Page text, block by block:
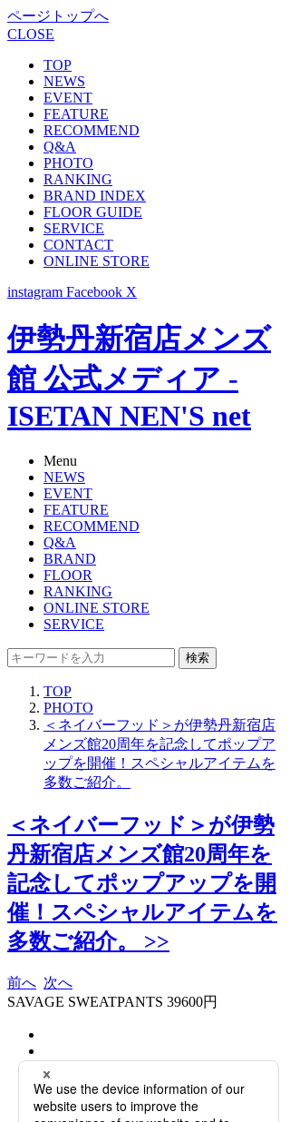
ページトップへ
CLOSE
TOP
NEWS
EVENT
FEATURE
RECOMMEND
Q&A
PHOTO
RANKING
BRAND INDEX
FLOOR GUIDE
SERVICE
CONTACT
ONLINE STORE
instagram Facebook X
伊勢丹新宿店メンズ
館 公式メディア -
ISETAN NEN'S net
Menu
NEWS
EVENT
FEATURE
RECOMMEND
Q&A
BRAND
FLOOR
RANKING
ONLINE STORE
SERVICE
検索
TOP
PHOTO
＜ネイバーフッド＞が伊勢丹新宿店
メンズ館20周年を記念してポップア
ップを開催！スペシャルアイテムを
多数ご紹介。
＜ネイバーフッド＞が伊勢
丹新宿店メンズ館20周年を
記念してポップアップを開
催！スペシャルアイテムを
多数ご紹介。 >>
前へ 次へ
SAVAGE SWEATPANTS 39600円